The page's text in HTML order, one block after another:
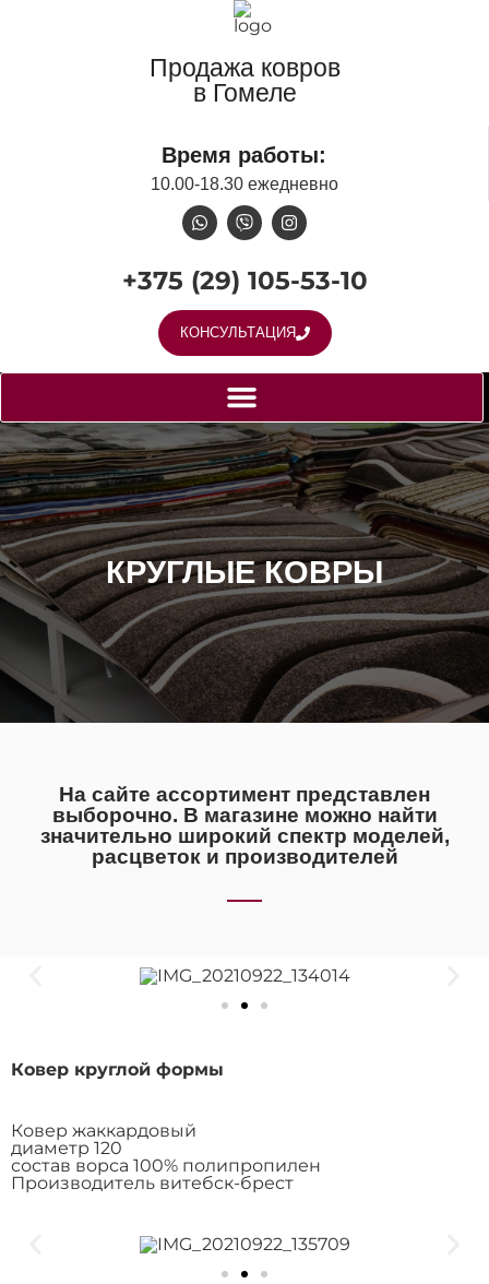
Продажа ковров
в Гомеле
Время работы:
10.00-18.30 ежедневно
+375 (29) 105-53-10
КОНСУЛЬТАЦИЯ
КРУГЛЫЕ КОВРЫ
На сайте ассортимент представлен
выборочно. В магазине можно найти
значительно широкий спектр моделей,
расцветок и производителей
Ковер круглой формы
Ковер жаккардовый
диаметр 120
состав ворса 100% полипропилен
Производитель витебск-брест